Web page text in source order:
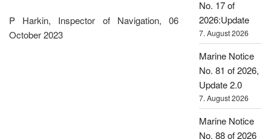
P Harkin, Inspector of Navigation, 06
October 2023
No. 17 of
2026:Update
7. August 2026
Marine Notice
No. 81 of 2026,
Update 2.0
7. August 2026
Marine Notice
No. 88 of 2026